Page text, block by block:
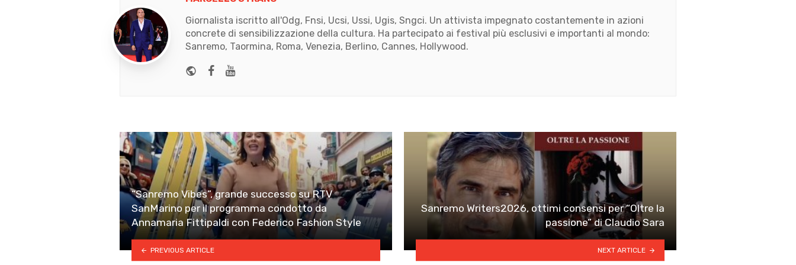
Giornalista iscritto all'Odg, Fnsi, Ucsi, Ussi, Ugis, Sngci. Un attivista impegnato costantemente in azioni
concrete di sensibilizzazione della cultura. Ha partecipato ai festival più esclusivi e importanti al mondo:
Sanremo, Taormina, Roma, Venezia, Berlino, Cannes, Hollywood.
WebsiteFacebook
“Sanremo Vibes”, grande successo su RTV
SanMarino per il programma condotto da
Annamaria Fittipaldi con Federico Fashion Style
PREVIOUS ARTICLE
Sanremo Writers2026, ottimi consensi per “Oltre la
passione” di Claudio Sara
NEXT ARTICLE